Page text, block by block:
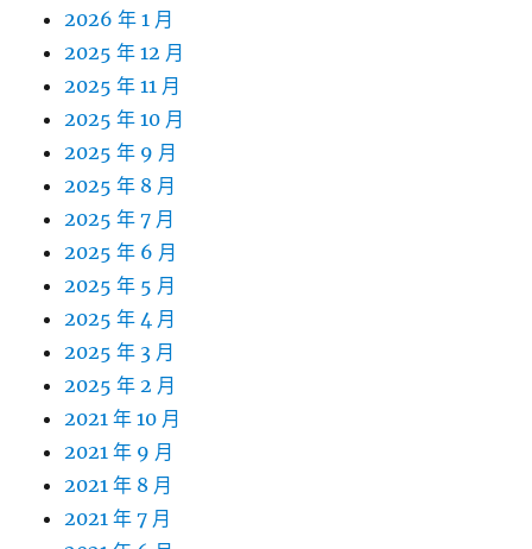
2026 年 1 月
2025 年 12 月
2025 年 11 月
2025 年 10 月
2025 年 9 月
2025 年 8 月
2025 年 7 月
2025 年 6 月
2025 年 5 月
2025 年 4 月
2025 年 3 月
2025 年 2 月
2021 年 10 月
2021 年 9 月
2021 年 8 月
2021 年 7 月